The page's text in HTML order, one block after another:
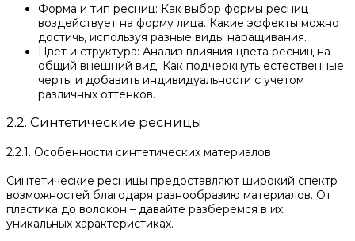
Форма и тип ресниц: Как выбор формы ресниц
воздействует на форму лица. Какие эффекты можно
достичь, используя разные виды наращивания.
Цвет и структура: Анализ влияния цвета ресниц на
общий внешний вид. Как подчеркнуть естественные
черты и добавить индивидуальности с учетом
различных оттенков.
2.2. Синтетические ресницы
2.2.1. Особенности синтетических материалов
Синтетические ресницы предоставляют широкий спектр
возможностей благодаря разнообразию материалов. От
пластика до волокон – давайте разберемся в их
уникальных характеристиках.